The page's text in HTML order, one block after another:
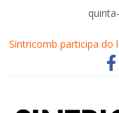
Sintricomb participa do
Construir em Brusque
Equipe do
Conselho Fiscal do